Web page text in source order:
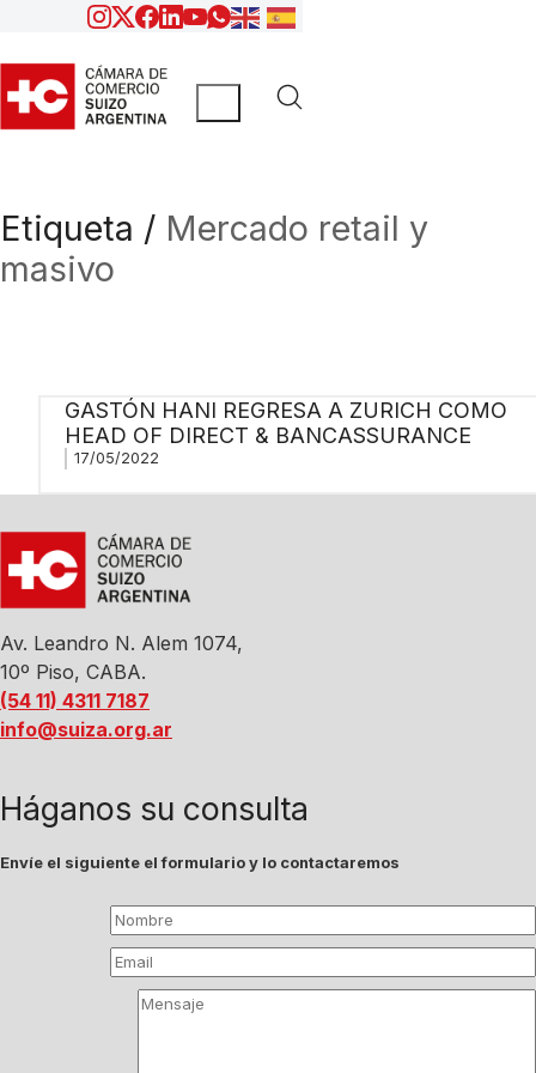
Etiqueta / Mercado retail y
masivo
GASTÓN HANI REGRESA A ZURICH COMO
HEAD OF DIRECT & BANCASSURANCE
17/05/2022
Av. Leandro N. Alem 1074,
10º Piso, CABA.
(54 11) 4311 7187
info@suiza.org.ar
Háganos su consulta
Envíe el siguiente el formulario y lo contactaremos